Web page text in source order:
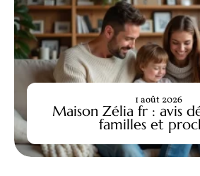
Maison Zélia fr : avis
familles et
1 août 2026